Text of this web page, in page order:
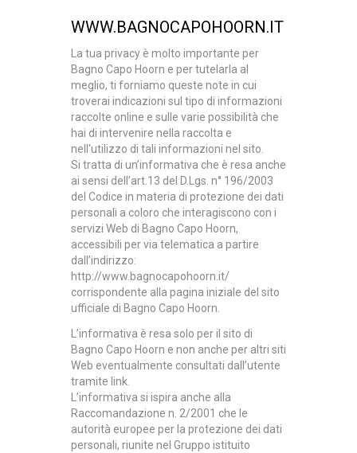
WWW.BAGNOCAPOHOORN.IT
La tua privacy è molto importante per
Bagno Capo Hoorn e per tutelarla al
meglio, ti forniamo queste note in cui
troverai indicazioni sul tipo di informazioni
raccolte online e sulle varie possibilità che
hai di intervenire nella raccolta e
nell'utilizzo di tali informazioni nel sito.
Si tratta di un’informativa che è resa anche
ai sensi dell’art.13 del D.Lgs. n° 196/2003
del Codice in materia di protezione dei dati
personali a coloro che interagiscono con i
servizi Web di Bagno Capo Hoorn,
accessibili per via telematica a partire
dall’indirizzo:
http://www.bagnocapohoorn.it/
corrispondente alla pagina iniziale del sito
ufficiale di Bagno Capo Hoorn.
L’informativa è resa solo per il sito di
Bagno Capo Hoorn e non anche per altri siti
Web eventualmente consultati dall’utente
tramite link.
L’informativa si ispira anche alla
Raccomandazione n. 2/2001 che le
autorità europee per la protezione dei dati
personali, riunite nel Gruppo istituito